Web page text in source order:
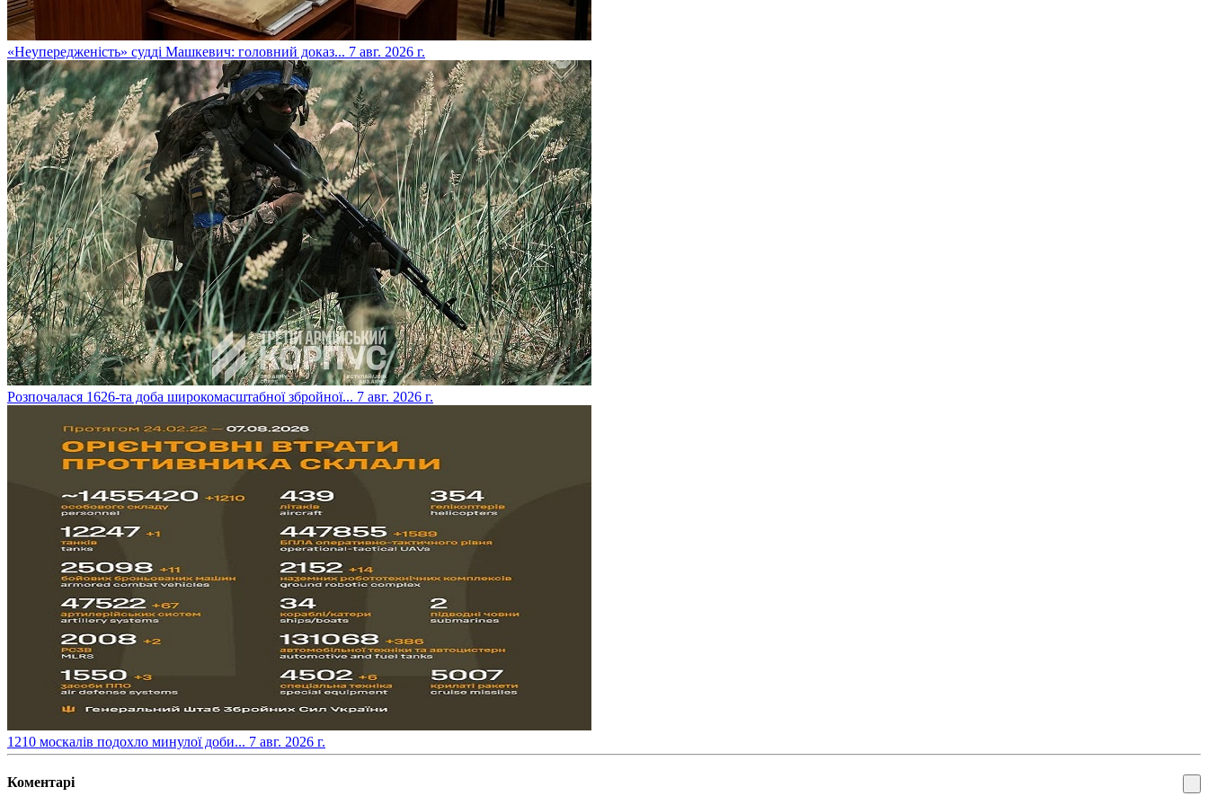
​«Неупередженість» судді Машкевич: головний доказ... 7 авг. 2026 г.
​Розпочалася 1626-та доба широкомасштабної збройної... 7 авг. 2026 г.
​1210 москалів подохло минулої доби... 7 авг. 2026 г.
Коментарі